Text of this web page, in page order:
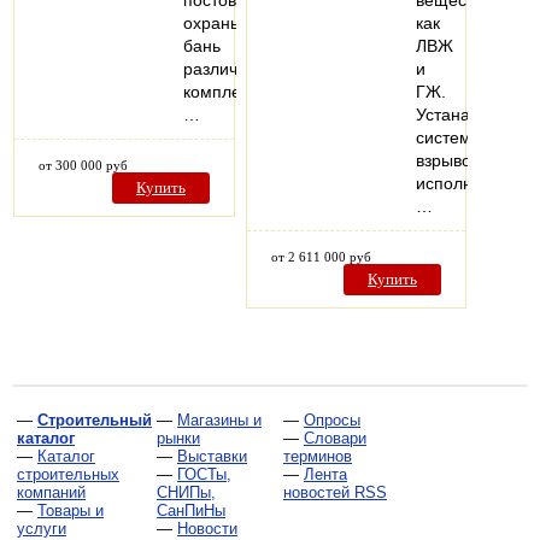
охраны,
бань
различной
комплектации.
от 300 000 руб
Купить
как
ЛВЖ
и
ГЖ.
Устанавливаем
системы
исполнения.
от 2 611 000 руб
Купить
— Строительный
каталог
— Каталог
строительных
компаний
— Товары и
услуги
— Магазины и
рынки
— Выставки
— ГОСТы,
СНИПы,
СанПиНы
— Новости
— Опросы
— Словари
терминов
— Лента
новостей RSS